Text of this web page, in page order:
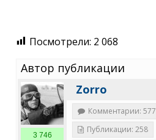
Посмотрели: 2 068
Автор публикации
Zorro
3 746
Комментарии: 577
Публикации: 258